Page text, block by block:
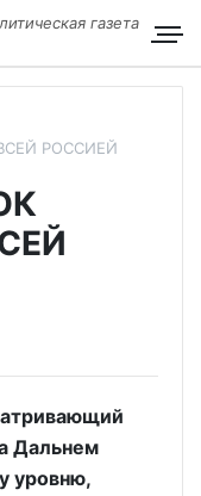
газета
РОССИЕЙ
Дальнем
уровню,